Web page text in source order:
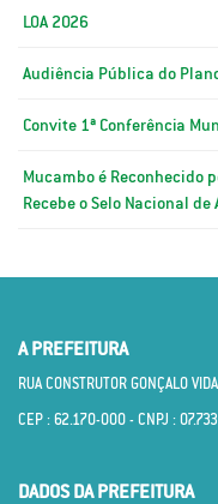
LOA 2026
Audiência Pública do
Convite 1ª Conferência
Mucambo é Reconhecido
Recebe o Selo Nacional
A PREFEITURA
RUA CONSTRUTOR GONÇALO
CEP : 62.170­-000 - CNPJ :
DADOS DA PREFEITURA